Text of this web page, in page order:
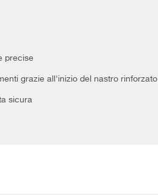
precise
grazie all'inizio del nastro rinforzato
sicura